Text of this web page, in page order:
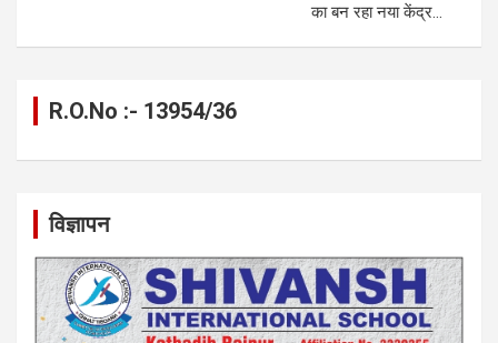
का बन रहा नया केंद्र…
R.O.No :- 13954/36
विज्ञापन